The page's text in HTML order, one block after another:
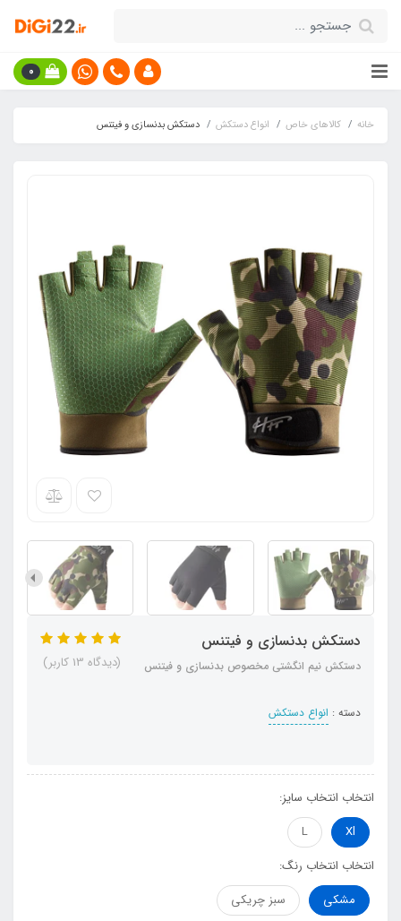
0
خانه کالاهای خاص انواع دستکش دستکش بدنسازی و فیتنس
دستکش بدنسازی و فیتنس
دستکش نیم انگشتی مخصوص بدنسازی و فیتنس
دسته : انواع دستکش
(دیدگاه 13 کاربر)
انتخاب انتخاب سایز:
Xl
L
انتخاب انتخاب رنگ:
مشکی
سبز چریکی